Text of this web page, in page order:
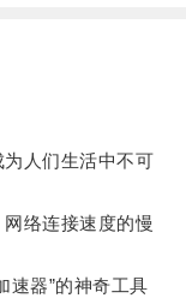
人们生活中不可
络连接速度的慢
器”的神奇工具